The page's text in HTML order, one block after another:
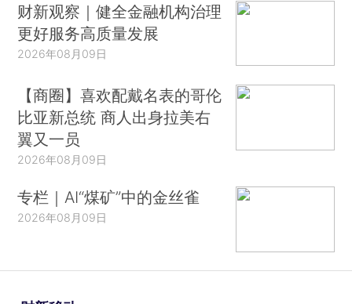
财新观察｜健全金融机构治理
更好服务高质量发展
2026年08月09日
【商圈】喜欢配戴名表的哥伦
比亚新总统 商人出身拉美右
翼又一员
2026年08月09日
专栏｜AI“煤矿”中的金丝雀
2026年08月09日